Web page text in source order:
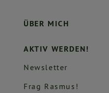
ÜBER MICH
AKTIV WERDEN!
Newsletter
Frag Rasmus!